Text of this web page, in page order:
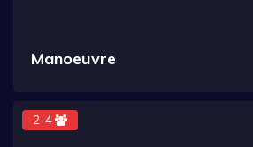
Manoeuvre
2-4